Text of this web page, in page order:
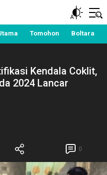
Kawanua, Politik,
dan Nasional
Tomohon Boltara
Kendala Coklit,
2024 Lancar
0